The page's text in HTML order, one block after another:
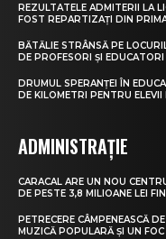
REZULTATELE ADMITERII LA
FOST REPARTIZAȚI DIN
BĂTĂLIE STRÂNSĂ PE
DE PROFESORI ȘI
DRUMUL SPERANȚEI ÎN
DE KILOMETRI PENTRU
ADMINISTRAȚIE
CARACAL ARE UN NOU
DE PESTE 3,8 MILIOANE LEI
PETRECERE CÂMPENEASCĂ
MUZICĂ POPULARĂ ȘI UN